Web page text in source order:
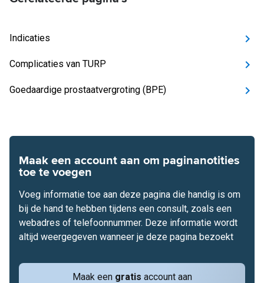
Indicaties
Complicaties van TURP
Goedaardige prostaatvergroting (BPE)
Maak een account aan om paginanotities
toe te voegen
Maak een gratis account aan
Voeg informatie toe aan deze pagina die handig is om
bij de hand te hebben tijdens een consult, zoals een
webadres of telefoonnummer. Deze informatie wordt
altijd weergegeven wanneer je deze pagina bezoekt